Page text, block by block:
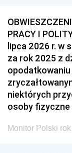
PRACY I
lipca 2026 r. w
za rok 2025 z
niektórych
osoby fizyczne
Monitor Polski